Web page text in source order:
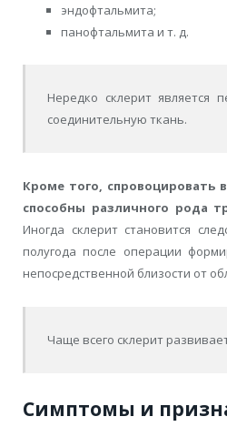
эндофтальмита;
панофтальмита и т. д.
Нередко склерит является
соединительную ткань.
Кроме того, спровоцировать
способны различного рода
Иногда склерит становится
полугода после операции
непосредственной близости от
Чаще всего склерит
Симптомы и